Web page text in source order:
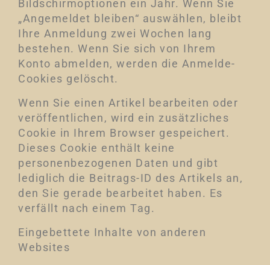
Bildschirmoptionen ein Jahr. Wenn Sie
„Angemeldet bleiben“ auswählen, bleibt
Ihre Anmeldung zwei Wochen lang
bestehen. Wenn Sie sich von Ihrem
Konto abmelden, werden die Anmelde-
Cookies gelöscht.
Wenn Sie einen Artikel bearbeiten oder
veröffentlichen, wird ein zusätzliches
Cookie in Ihrem Browser gespeichert.
Dieses Cookie enthält keine
personenbezogenen Daten und gibt
lediglich die Beitrags-ID des Artikels an,
den Sie gerade bearbeitet haben. Es
verfällt nach einem Tag.
Eingebettete Inhalte von anderen
Websites